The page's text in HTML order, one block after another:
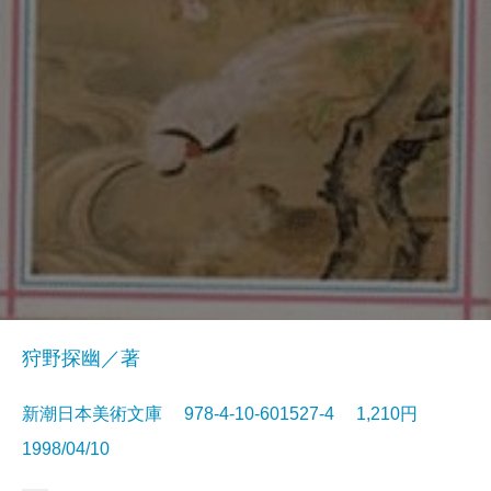
狩野探幽／著
新潮日本美術文庫 978-4-10-601527-4 1,210円
1998/04/10